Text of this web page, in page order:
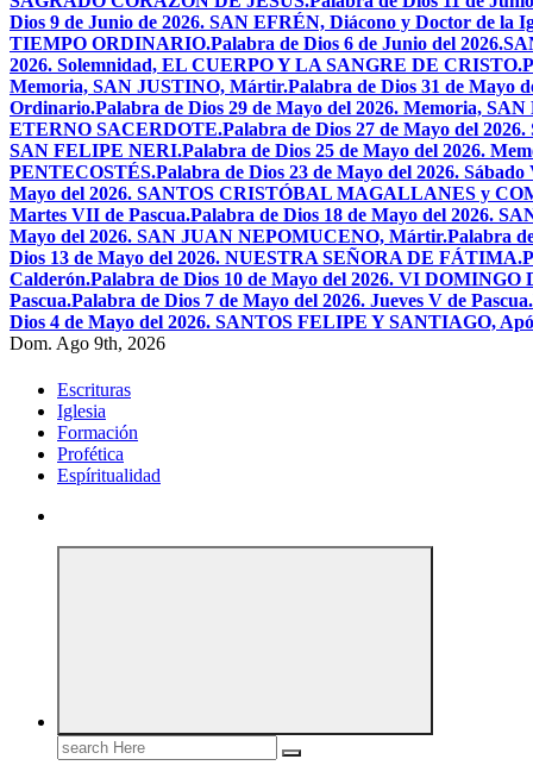
Dios 9 de Junio de 2026. SAN EFRÉN, Diácono y Doctor de la
TIEMPO ORDINARIO.Palabra de Dios 6 de Junio del
2026. Solemnidad, EL CUERPO Y LA SANGRE DE CRISTO.
Memoria, SAN JUSTINO, Mártir.Palabra de Dios 31 de
Ordinario.Palabra de Dios 29 de Mayo del 2026. Memoria,
ETERNO SACERDOTE.Palabra de Dios 27 de Mayo del
SAN FELIPE NERI.Palabra de Dios 25 de Mayo del 2026.
PENTECOSTÉS.Palabra de Dios 23 de Mayo del 2026.
Mayo del 2026. SANTOS CRISTÓBAL MAGALLANES y
Martes VII de Pascua.Palabra de Dios 18 de Mayo del 2026.
Mayo del 2026. SAN JUAN NEPOMUCENO, Mártir.Palabra
Dios 13 de Mayo del 2026. NUESTRA SEÑORA DE FÁTIMA.
Calderón.Palabra de Dios 10 de Mayo del 2026. VI DOMINGO
Pascua.Palabra de Dios 7 de Mayo del 2026. Jueves V de Pascua.
Dios 4 de Mayo del 2026. SANTOS FELIPE Y SANTIAGO,
Dom. Ago 9th, 2026
Escrituras
Iglesia
Formación
Profética
Espíritualidad
Search
for: